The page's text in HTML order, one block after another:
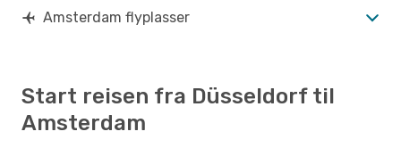
Amsterdam flyplasser
Start reisen fra Düsseldorf til
Amsterdam